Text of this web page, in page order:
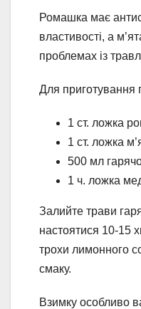
Ромашка має
властивості, а
проблемах із
Для приготування
1 ст. ложка
1 ст. ложка
500 мл
1 ч. ложка
Залийте трави
настоятися 10-15
трохи лимонного
смаку.
Взимку особливо